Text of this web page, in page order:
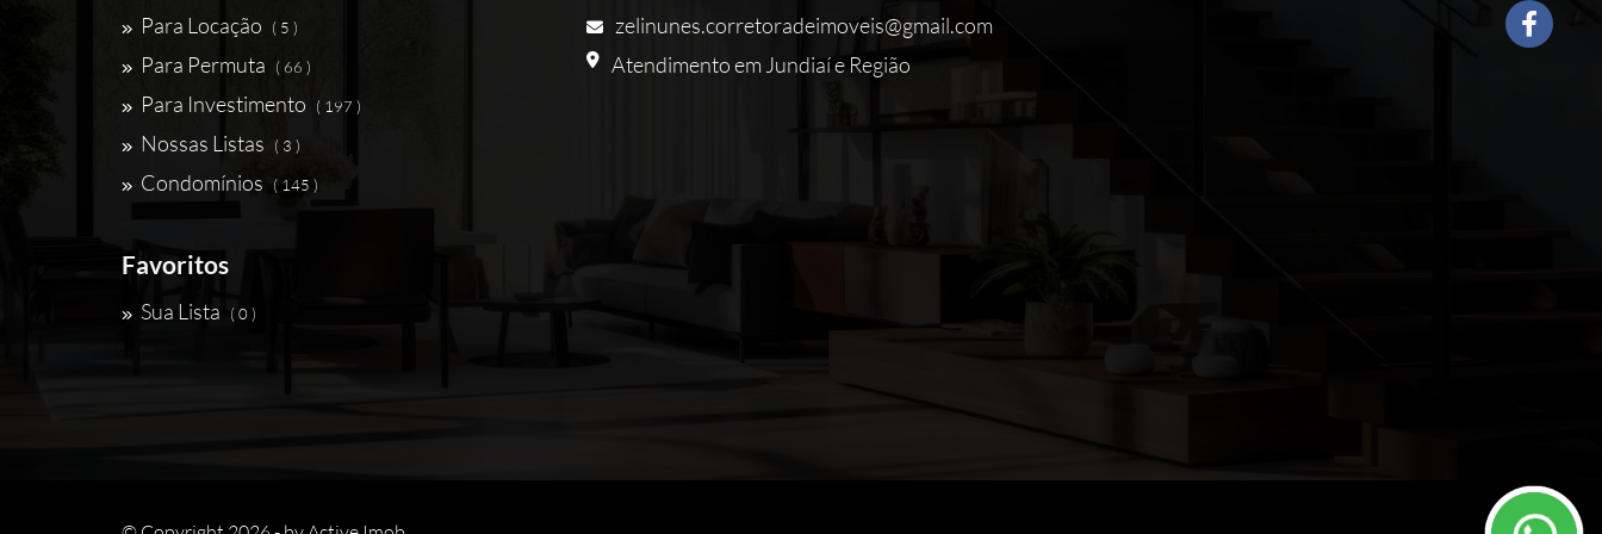
Para Locação ( 5 )
Para Permuta ( 66 )
Para Investimento ( 197 )
Nossas Listas ( 3 )
Condomínios ( 145 )
Favoritos
Sua Lista ( 0 )
zelinunes.corretoradeimoveis@gmail.com
Atendimento em Jundiaí e Região